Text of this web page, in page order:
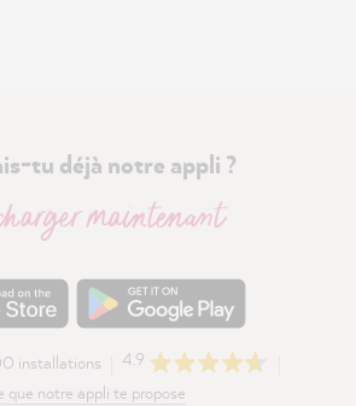
tu déjà notre appli ?
maintenant
installations
4.9
que notre appli te propose